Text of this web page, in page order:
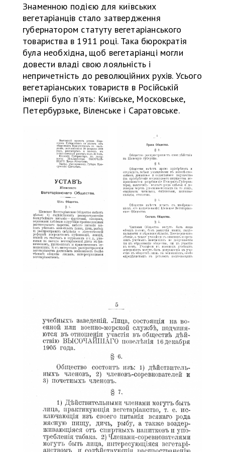
Знаменною подією для київських
вегетаріанців стало затвердження
губернатором статуту вегетаріанського
товариства в 1911 році. Така бюрократія
була необхідна, щоб вегетаріанці могли
довести владі свою лояльність і
непричетність до революційних рухів. Усього
вегетаріанських товариств в Російській
імперії було п’ять: Київське, Московське,
Петербурзьке, Віленське і Саратовське.